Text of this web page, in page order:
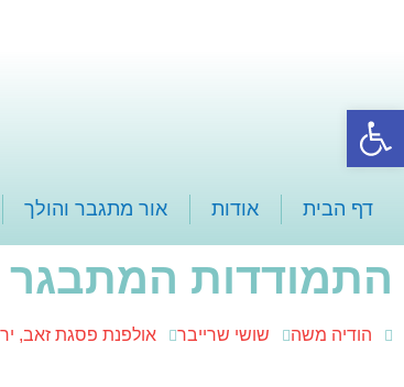
פתח סרגל נגישות
דף הבית אודות אור מתגבר והולך
התמודדות המתבגר
הודיה משה שושי שרייבר אולפנת פסגת זאב,